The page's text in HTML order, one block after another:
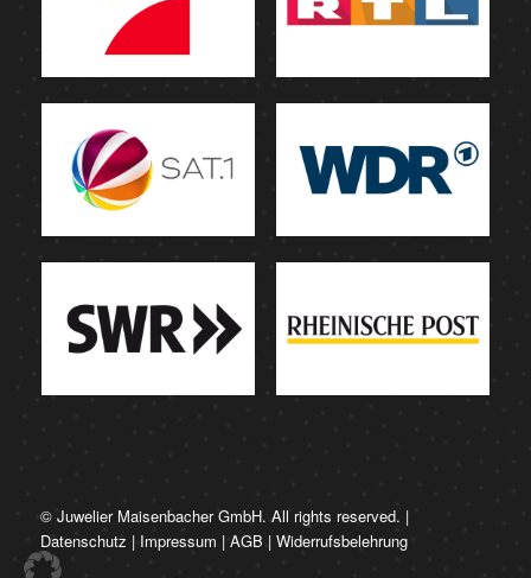
© Juwelier Maisenbacher GmbH. All rights reserved. |
Datenschutz | Impressum | AGB | Widerrufsbelehrung